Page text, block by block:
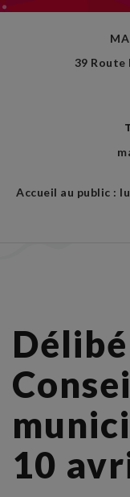
39 Route
Accueil au public :
10